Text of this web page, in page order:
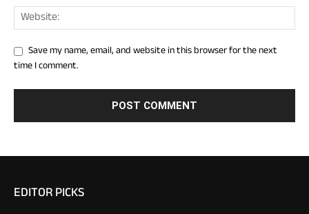
Save my name, email, and website in this browser for the next
time I comment.
EDITOR PICKS